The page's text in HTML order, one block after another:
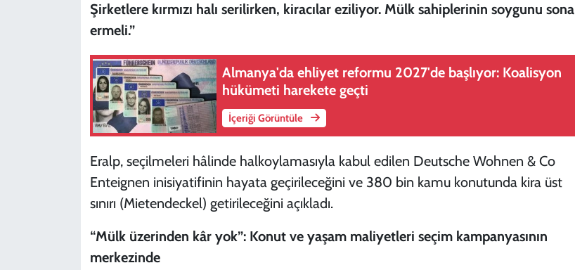
Şirketlere kırmızı halı serilirken, kiracılar eziliyor. Mülk sahiplerinin soygunu sona
ermeli.”
Almanya'da ehliyet reformu 2027'de başlıyor: Koalisyon
hükümeti harekete geçti
İçeriği Görüntüle
Eralp, seçilmeleri hâlinde halkoylamasıyla kabul edilen Deutsche Wohnen & Co
Enteignen inisiyatifinin hayata geçirileceğini ve 380 bin kamu konutunda kira üst
sınırı (Mietendeckel) getirileceğini açıkladı.
“Mülk üzerinden kâr yok”: Konut ve yaşam maliyetleri seçim kampanyasının
merkezinde